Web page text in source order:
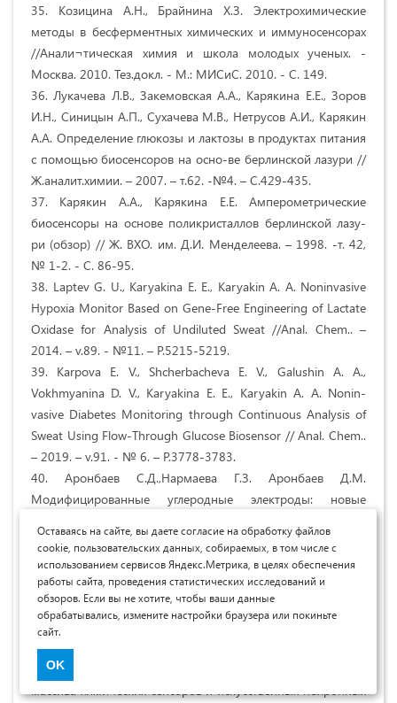
35. Козицина А.Н., Брайнина Х.З. Электрохимические
методы в бесферментных химических и иммуносенсорах
//Анали¬тическая химия и школа молодых ученых. -
Москва. 2010. Тез.докл. - М.: МИСиС. 2010. - С. 149.
36. Лукачева Л.В., Закемовская А.А., Карякина Е.Е., Зоров
И.Н., Синицын А.П., Сухачева М.В., Нетрусов А.И., Карякин
А.А. Определение глюкозы и лактозы в продуктах питания
с помощью биосенсоров на осно-ве берлинской лазури //
Ж.аналит.химии. – 2007. – т.62. -№4. – С.429-435.
37. Карякин А.А., Карякина Е.Е. Амперометрические
биосенсоры на основе поликристаллов берлинской лазу-
ри (обзор) // Ж. ВХО. им. Д.И. Менделеева. – 1998. -т. 42,
№ 1-2. - С. 86-95.
38. Laptev G. U., Karyakina E. E., Karyakin A. A. Noninvasive
Hypoxia Monitor Based on Gene-Free Engineering of Lactate
Oxidase for Analysis of Undiluted Sweat //Anal. Chem.. –
2014. – v.89. - №11. – P.5215-5219.
39. Karpova E. V., Shcherbacheva E. V., Galushin A. A.,
Vokhmyanina D. V., Karyakina E. E., Karyakin A. A. Nonin-
vasive Diabetes Monitoring through Continuous Analysis of
Sweat Using Flow-Through Glucose Biosensor // Anal. Chem..
– 2019. – v.91. - № 6. – P.3778-3783.
40. Аронбаев С.Д.,Нармаева Г.З. Аронбаев Д.М.
Модифицированные углеродные электроды: новые
систем // Молодой ученый.-2018.- №3(189) вып1.- С.30-
31.
41. Власов Ю.Г., Легин А.В., Рудницкая A.M. Электронный
язык - система химических сенсоров для анализа водных
сред //Росс. хим.журн. -2008. - Т. LII. -№ 2. - С. 101-112.
42. Власов Ю.Г., Легин А.В., Рудницкая A.M., Наталь К. Д.,
Амико А.Д. Мультисенсорная система с использо-ванием
массива химических сенсоров и искусственных нейронных
Оставаясь на сайте, вы даете согласие на обработку файлов
cookie, пользовательских данных, собираемых, в том числе с
использованием сервисов Яндекс.Метрика, в целях обеспечения
работы сайта, проведения статистических исследований и
обзоров. Если вы не хотите, чтобы ваши данные
обрабатывались, измените настройки браузера или покиньте
сайт.
OK